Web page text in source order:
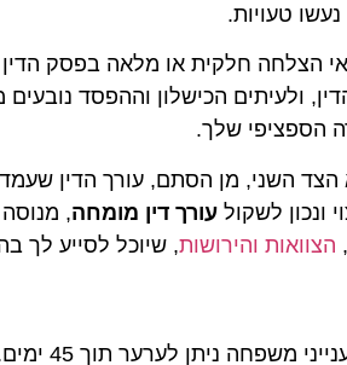
טעויות.
הצלחה חלקית או מלאה בפסק
ולעיתים הכישלון וההפסד
הספציפי שלך.
השני, מן הסתם, עורך הדין שעמד
ונכון לשקול עורך דין מומחה, מנוסה
הצוואות והירושות, שיוכל לסייע לך
על פסק דין של